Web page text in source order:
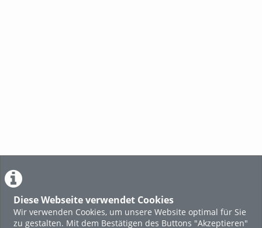
Diese Webseite verwendet Cookies
Wir verwenden Cookies, um unsere Website optimal für Sie
zu gestalten. Mit dem Bestätigen des Buttons "Akzeptieren"